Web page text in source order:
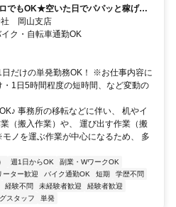
でもOK★空いた日でパパッと稼げる
社 岡山支店
ク・自転車通勤OK
だけの単発勤務OK！ ※お仕事内容に
1日5時間程度の短時間、など変動の
事務所の移転などに伴い、 机やイ
（搬入作業）や、 運び出す作業（搬
ノを運ぶ作業が中心になるため、 多
週1日からOK
副業・WワークOK
ーター歓迎 バイク通勤OK 短期
学歴不問
経験不問 未経験者歓迎
経験者歓迎
スタッフ 単発